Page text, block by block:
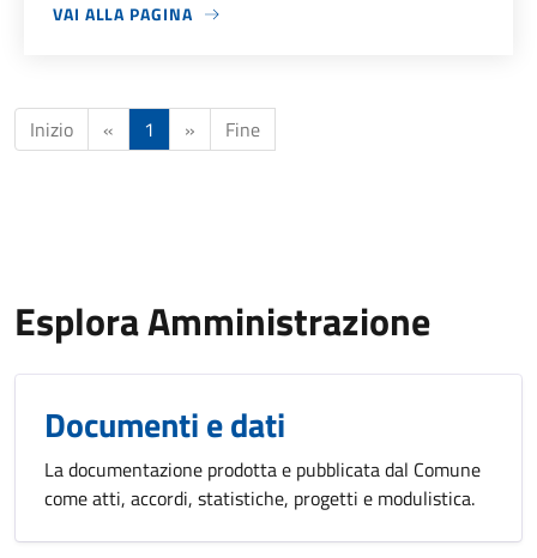
VAI ALLA PAGINA
Inizio « 1 » Fine
Esplora Amministrazione
Documenti e dati
La documentazione prodotta e pubblicata dal Comune
come atti, accordi, statistiche, progetti e modulistica.